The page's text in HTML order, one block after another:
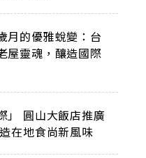
月的優雅蛻變：台
屋靈魂，釀造國際
」 圓山大飯店推廣
在地食尚新風味